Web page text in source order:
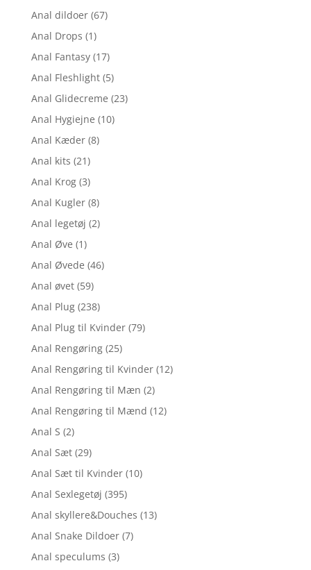
Anal dildoer (67)
Anal Drops (1)
Anal Fantasy (17)
Anal Fleshlight (5)
Anal Glidecreme (23)
Anal Hygiejne (10)
Anal Kæder (8)
Anal kits (21)
Anal Krog (3)
Anal Kugler (8)
Anal legetøj (2)
Anal Øve (1)
Anal Øvede (46)
Anal øvet (59)
Anal Plug (238)
Anal Plug til Kvinder (79)
Anal Rengøring (25)
Anal Rengøring til Kvinder (12)
Anal Rengøring til Mæn (2)
Anal Rengøring til Mænd (12)
Anal S (2)
Anal Sæt (29)
Anal Sæt til Kvinder (10)
Anal Sexlegetøj (395)
Anal skyllere&Douches (13)
Anal Snake Dildoer (7)
Anal speculums (3)